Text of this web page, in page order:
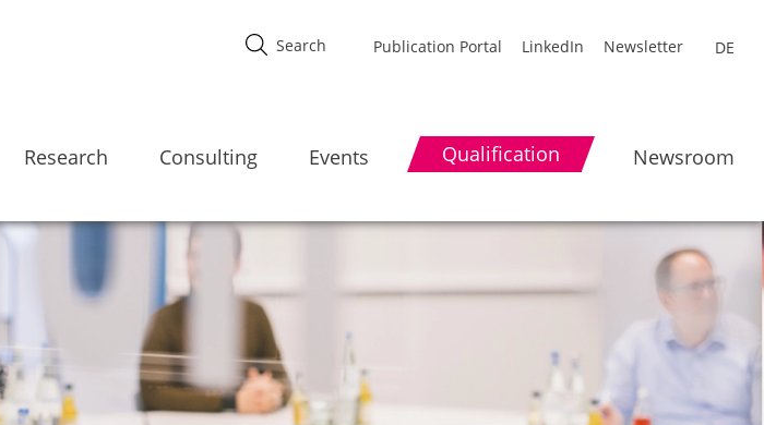
Publication Portal LinkedIn Newsletter DE
Research Consulting Events Qualification Newsroom